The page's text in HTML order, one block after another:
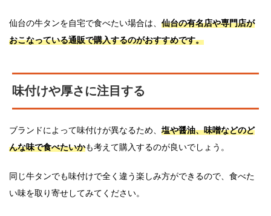
仙台の牛タンを自宅で食べたい場合は、 仙台の有名店や専門店が
おこなっている通販で購入するのがおすすめです。
味付けや厚さに注目する
ブランドによって味付けが異なるため、 塩や醤油、味噌などのど
んな味で食べたいかも考えて購入するのが良いでしょう。
同じ牛タンでも味付けで全く違う楽しみ方ができるので、食べた
い味を取り寄せしてみてください。